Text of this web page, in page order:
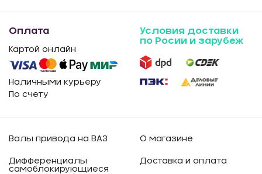
Оплата
Картой онлайн
Наличными курьеру
По счету
Условия доставки
по Росии и зарубеж
Валы привода на ВАЗ
Дифференциалы
самоблокирующиеся
О магазине
Доставка и оплата